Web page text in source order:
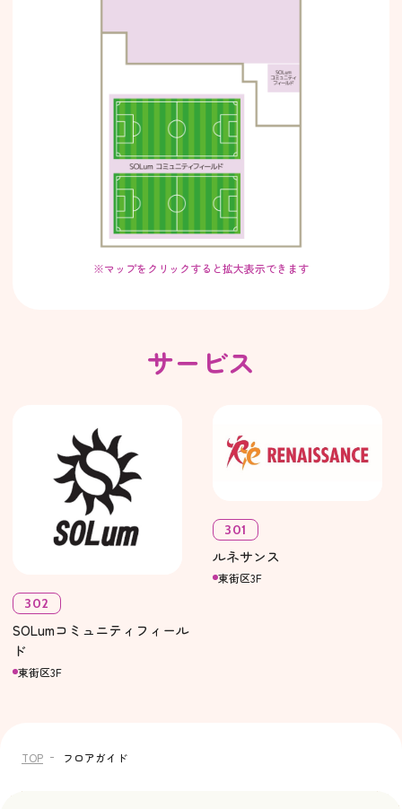
※マップをクリックすると拡大表示できます
サービス
302
SOLumコミュニティフィール
ド
東街区3F
301
ルネサンス
東街区3F
TOP フロアガイド